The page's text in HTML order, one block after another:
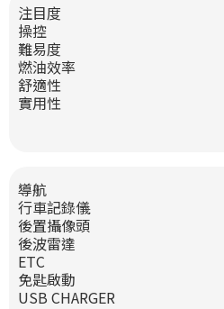
注目度
操控
難易度
燃油效率
舒適性
實用性
導航
行車記錄儀
後置攝像頭
後波雷達
ETC
免匙啟動
USB CHARGER